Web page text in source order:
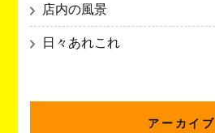
店内の風景
日々あれこれ
アーカイブ